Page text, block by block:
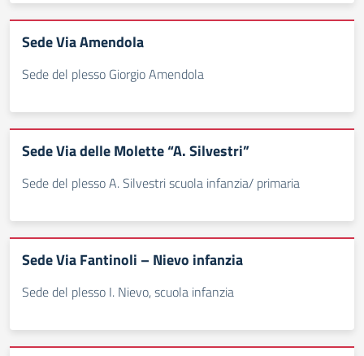
Sede Via Amendola
Sede del plesso Giorgio Amendola
Sede Via delle Molette “A. Silvestri”
Sede del plesso A. Silvestri scuola infanzia/ primaria
Sede Via Fantinoli – Nievo infanzia
Sede del plesso I. Nievo, scuola infanzia